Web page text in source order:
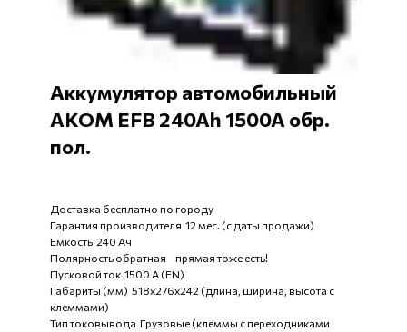
Аккумулятор автомобильный
АКОМ EFB 240Ah 1500A обр.
пол.
Доставка бесплатно по городу
Гарантия производителя 12 мес. (с даты продажи)
Емкость 240 Ач
Полярность обратная прямая тоже есть!
Пусковой ток 1500 А (EN)
Габариты (мм) 518x276x242 (длина, ширина, высота с
клеммами)
Тип токовывода Грузовые (клеммы с переходниками